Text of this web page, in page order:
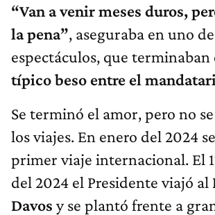
“Van a venir meses duros,
la pena”, aseguraba en uno
espectáculos, que terminaban
típico beso entre el
Se terminó el amor, pero no
los viajes. En enero del 2024
primer viaje internacional. El
del 2024 el Presidente viajó al
Davos y se plantó frente a